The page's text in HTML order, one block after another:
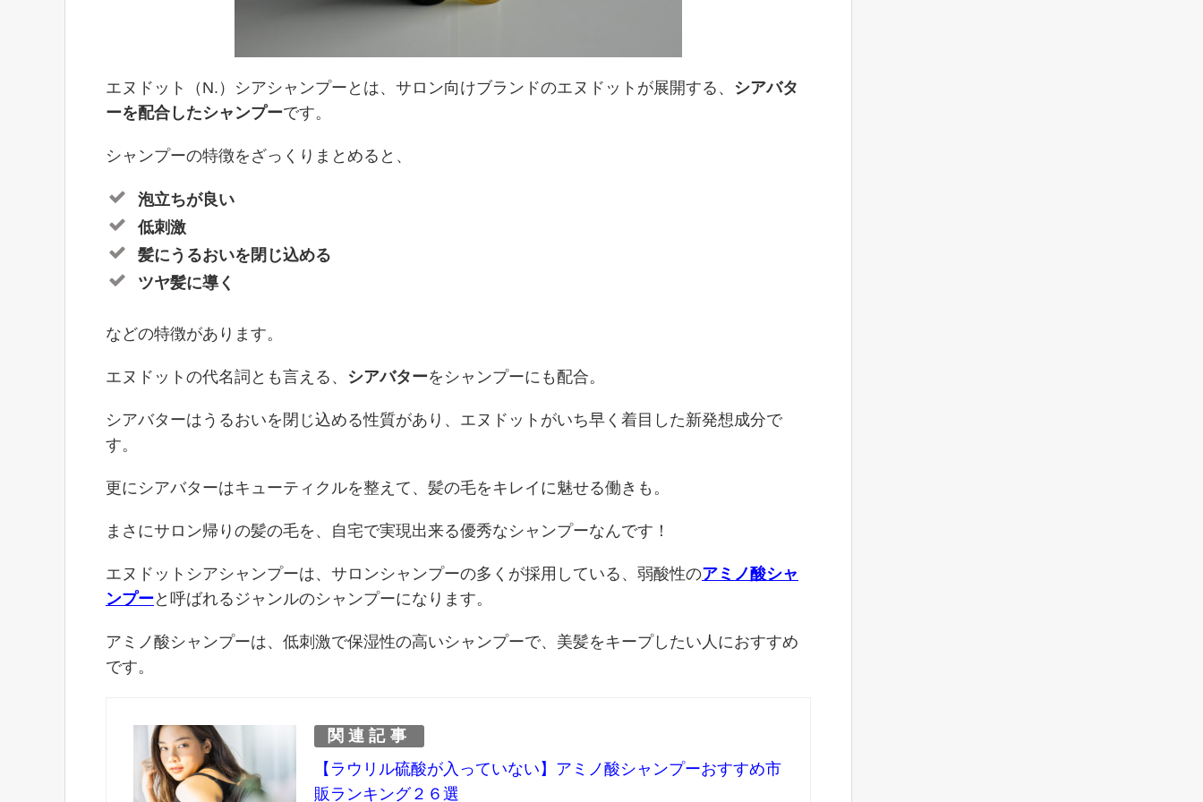
エヌドット（N.）シアシャンプーとは、サロン向けブランドのエヌドットが展開する、 シアバタ
ーを配合したシャンプーです。
シャンプーの特徴をざっくりまとめると、
泡立ちが良い
低刺激
髪にうるおいを閉じ込める
ツヤ髪に導く
などの特徴があります。
エヌドットの代名詞とも言える、 シアバターをシャンプーにも配合。
シアバターはうるおいを閉じ込める性質があり、エヌドットがいち早く着目した新発想成分で
す。
更にシアバターはキューティクルを整えて、髪の毛をキレイに魅せる働きも。
まさにサロン帰りの髪の毛を、自宅で実現出来る優秀なシャンプーなんです！
エヌドットシアシャンプーは、サロンシャンプーの多くが採用している、弱酸性のアミノ酸シャ
ンプーと呼ばれるジャンルのシャンプーになります。
アミノ酸シャンプーは、低刺激で保湿性の高いシャンプーで、美髪をキープしたい人におすすめ
です。
関連記事
【ラウリル硫酸が入っていない】アミノ酸シャンプーおすすめ市
販ランキング２６選